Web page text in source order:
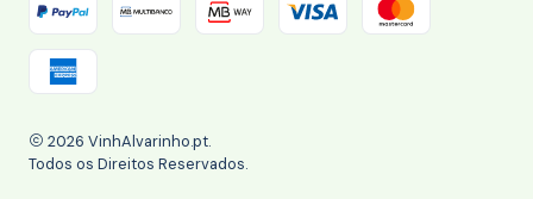
2026 VinhAlvarinho.pt.
Todos os Direitos Reservados.